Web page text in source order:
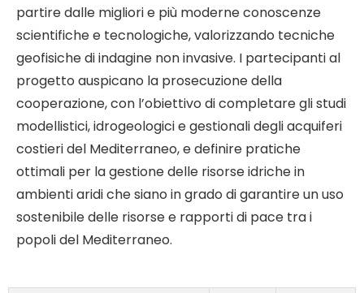
partire dalle migliori e più moderne conoscenze
scientifiche e tecnologiche, valorizzando tecniche
geofisiche di indagine non invasive. I partecipanti al
progetto auspicano la prosecuzione della
cooperazione, con l’obiettivo di completare gli studi
modellistici, idrogeologici e gestionali degli acquiferi
costieri del Mediterraneo, e definire pratiche
ottimali per la gestione delle risorse idriche in
ambienti aridi che siano in grado di garantire un uso
sostenibile delle risorse e rapporti di pace tra i
popoli del Mediterraneo.